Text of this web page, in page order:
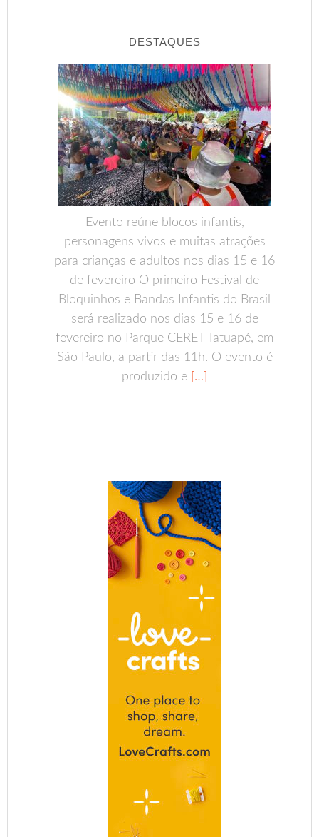
DESTAQUES
Evento reúne blocos infantis,
personagens vivos e muitas atrações
para crianças e adultos nos dias 15 e 16
de fevereiro O primeiro Festival de
Bloquinhos e Bandas Infantis do Brasil
será realizado nos dias 15 e 16 de
fevereiro no Parque CERET Tatuapé, em
São Paulo, a partir das 11h. O evento é
produzido e […]